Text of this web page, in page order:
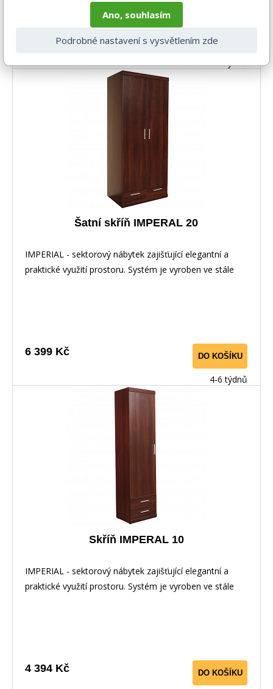
výška: 195 cm : šířka: 93 cm :
hloubka: 93 cm
DO KOŠÍKU
4-6 týdnů
Šatní skříň IMPERAL 20
IMPERIAL - sektorový nábytek zajišťující elegantní a
praktické využití prostoru. Systém je vyroben ve stále
hloubka: 60,5 cm
6 399 Kč DO KOŠÍKU
4-6 týdnů
Skříň IMPERAL 10
IMPERIAL - sektorový nábytek zajišťující elegantní a
praktické využití prostoru. Systém je vyroben ve stále
hloubka: 37,5 cm
4 394 Kč DO KOŠÍKU
Ano, souhlasím
Podrobné nastavení s vysvětlením zde